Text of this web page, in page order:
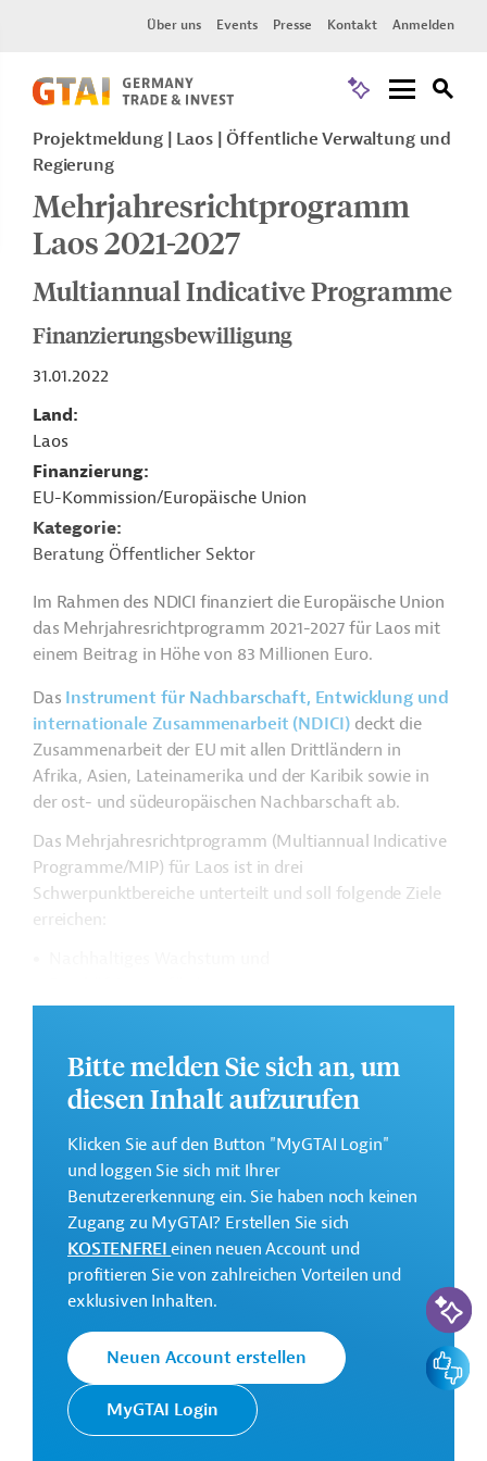
Über uns Events Presse Kontakt Anmelden
Projektmeldung Laos
Öffentliche Verwaltung und
Regierung
Mehrjahresrichtprogramm
Laos 2021-2027
Multiannual Indicative Programme
Finanzierungsbewilligung
31.01.2022
Land
Laos
Finanzierung
EU-Kommission/Europäische Union
Kategorie
Beratung Öffentlicher Sektor
Im Rahmen des NDICI finanziert die Europäische Union
das Mehrjahresrichtprogramm 2021-2027 für Laos mit
einem Beitrag in Höhe von 83 Millionen Euro.
Das Instrument für Nachbarschaft, Entwicklung und
internationale Zusammenarbeit (NDICI) deckt die
Zusammenarbeit der EU mit allen Drittländern in
Afrika, Asien, Lateinamerika und der Karibik sowie in
der ost- und südeuropäischen Nachbarschaft ab.
Das Mehrjahresrichtprogramm (Multiannual Indicative
Programme/MIP) für Laos ist in drei
Schwerpunktbereiche unterteilt und soll folgende Ziele
erreichen:
Weitere Informationen über das
Originaldokument, das zum Download bereitsteht.
Bei Fragen wenden Sie sich bitte an das Brüsseler Büro
von Germany Trade & Invest unter bruessel@gtai.de.
Gesamtkosten:
83 Millionen Euro (für den Zeitraum 2021-2024)
Kontaktadresse
Europäische
Bitte melden Sie sich an, um
diesen Inhalt aufzurufen
Klicken Sie auf den Button "MyGTAI Login"
und loggen Sie sich mit Ihrer
Benutzererkennung ein. Sie haben noch keinen
Zugang zu MyGTAI? Erstellen Sie sich
KOSTENFREIeinen neuen Account und
profitieren Sie von zahlreichen Vorteilen und
exklusiven Inhalten.
Neuen Account erstellen
MyGTAI Login
KI-